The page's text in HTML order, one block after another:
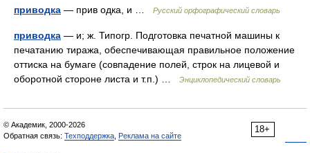
приводка — прив одка, и … Русский орфографический словарь
приводка — и; ж. Типогр. Подготовка печатной машины к
печатанию тиража, обеспечивающая правильное положение
оттиска на бумаге (совпадение полей, строк на лицевой и
оборотной стороне листа и т.п.) …
Энциклопедический словарь
18+
© Академик, 2000-2026
Обратная связь: Техподдержка Реклама на сайте